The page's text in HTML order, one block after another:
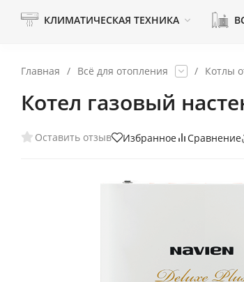
КЛИМАТИЧЕСКАЯ ТЕХНИКА
Главная / Всё для отопления / Котлы
Котел газовый
Оставить отзыв Избранное Сравнение